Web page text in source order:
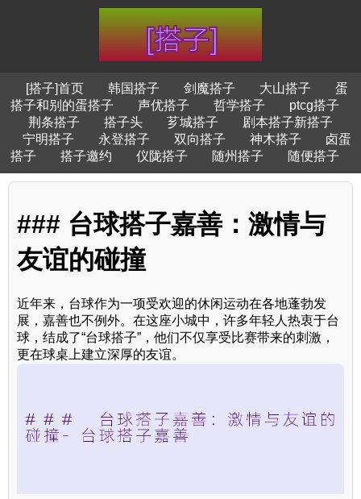
[搭子]首页 韩国搭子 剑魔搭子 大山搭子
蛋
搭子和别的蛋搭子
声优搭子 哲学搭子
ptcg搭子
荆条搭子
搭子头 芗城搭子
剧本搭子新搭子
宁明搭子
永登搭子 双向搭子 神木搭子
卤蛋
搭子
搭子邀约 仪陇搭子 随州搭子 随便搭子
### 台球搭子嘉善：激情与
友谊的碰撞
近年来，台球作为一项受欢迎的休闲运动在各地蓬勃发
展，嘉善也不例外。在这座小城中，许多年轻人热衷于台
球，结成了“台球搭子”，他们不仅享受比赛带来的刺激，
更在球桌上建立深厚的友谊。